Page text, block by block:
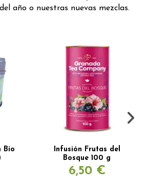
año o nuestras nuevas mezclas.
Bio
Infusión Frutas del
Bosque 100 g
6,50 €